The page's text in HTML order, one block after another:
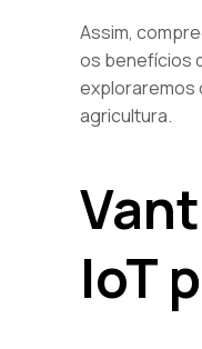
Assim,
os benefícios
exploraremos
agricultura.
IoT